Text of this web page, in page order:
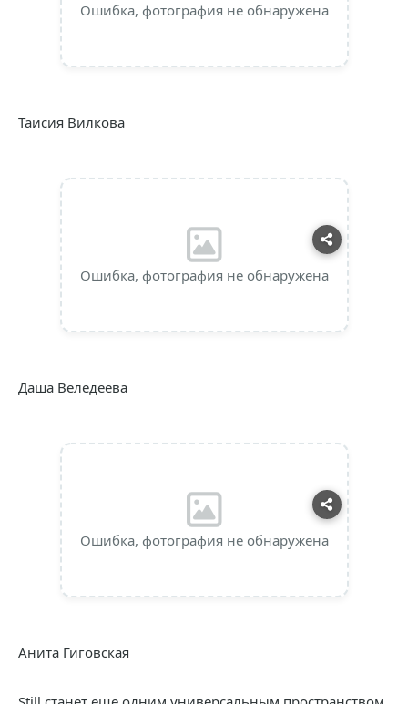
Ошибка, фотография не обнаружена
Таисия Вилкова
Ошибка, фотография не обнаружена
Даша Веледеева
Ошибка, фотография не обнаружена
Анита Гиговская